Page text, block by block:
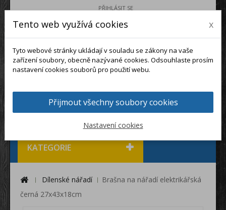
PŘIHLÁSIT SE
KATEGORIE
Dílenské nářadí
Brašna na nářadí elektrikářská
černá 27x43x18cm
Tento web využívá cookies x
Tyto webové stránky ukládají v souladu se zákony na vaše
zařízení soubory, obecně nazývané cookies. Odsouhlaste prosím
nastavení cookies souborů pro použití webu.
Přijmout všechny soubory cookies
Nastavení cookies